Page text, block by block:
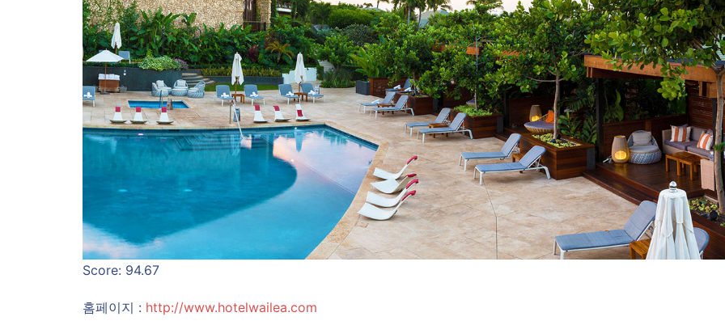
Score: 94.67
홈페이지 : http://www.hotelwailea.com